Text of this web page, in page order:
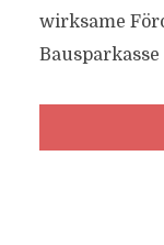
wirksame